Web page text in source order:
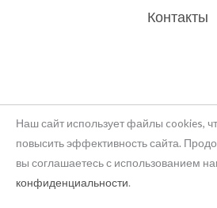
Контакты
Наш сайт использует файлы cookies,
повысить эффективность сайта.
вы соглашаетесь с использованием
конфиденциальности.